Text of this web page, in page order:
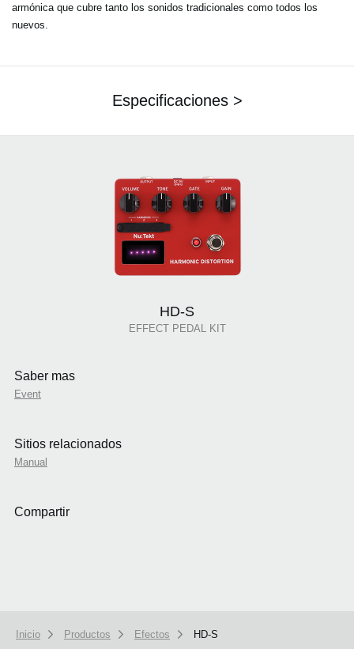
armónica que cubre tanto los sonidos tradicionales como todos los
nuevos.
Especificaciones >
HD-S
EFFECT PEDAL KIT
Saber mas
Event
Sitios relacionados
Manual
Compartir
Inicio Productos Efectos HD-S